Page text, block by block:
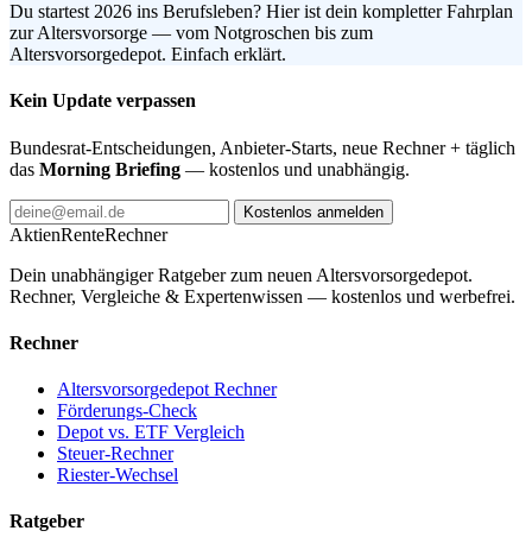
Du startest 2026 ins Berufsleben? Hier ist dein kompletter Fahrplan
zur Altersvorsorge — vom Notgroschen bis zum
Altersvorsorgedepot. Einfach erklärt.
Kein Update verpassen
Bundesrat-Entscheidungen, Anbieter-Starts, neue Rechner + täglich
das Morning Briefing — kostenlos und unabhängig.
Kostenlos anmelden
AktienRenteRechner
Dein unabhängiger Ratgeber zum neuen Altersvorsorgedepot.
Rechner, Vergleiche & Expertenwissen — kostenlos und werbefrei.
Rechner
Altersvorsorgedepot Rechner
Förderungs-Check
Depot vs. ETF Vergleich
Steuer-Rechner
Riester-Wechsel
Ratgeber